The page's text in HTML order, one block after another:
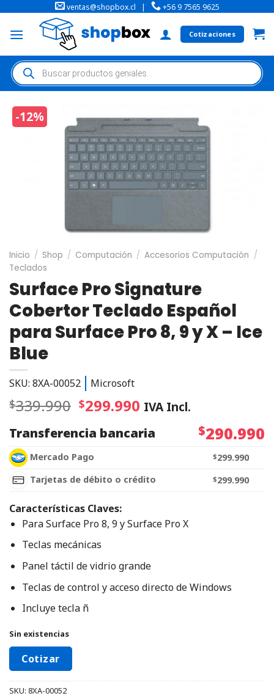
ventas@shopbox.cl | +56 9 7565 9625
Cotizaciones
-12%
Inicio / Shop / Computación / Accesorios Computación /
Teclados
Surface Pro Signature
Cobertor Teclado Español
para Surface Pro 8, 9 y X – Ice
Blue
SKU: 8XA-00052 Microsoft
$339.990 $299.990 IVA Incl.
Transferencia bancaria
$290.990
Mercado Pago $299.990
Tarjetas de débito o crédito
$299.990
Características Claves:
‎Para Surface Pro 8, 9 y Surface Pro X‎
‎Teclas mecánicas‎
‎Panel táctil de vidrio grande‎
‎Teclas de control y acceso directo de Windows
Incluye tecla ñ
Sin existencias
Cotizar
SKU: 8XA-00052